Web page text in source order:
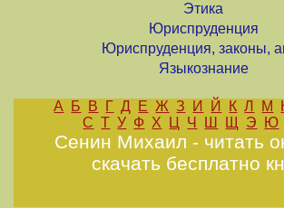
Этика
Юриспруденция
Юриспруденция, законы,
Языкознание
А Б В Г Д Е Ж З И Й К Л М
С Т У Ф Х Ц Ч Ш Щ Э Ю
Сенин Михаил - читать
скачать бесплатно